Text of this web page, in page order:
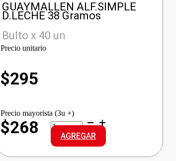
GUAYMALLEN ALF.SIMPLE
D.LECHE 38 Gramos
Bulto x 40 un
Precio unitario
$295
Precio mayorista (3u +)
$268
GUAYMALLEN
ALF.SIMPLE
D.LECHE
cantidad
AGREGAR